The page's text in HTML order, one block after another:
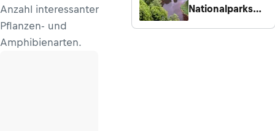
Anzahl interessanter
Pflanzen- und
Amphibienarten.
Nationalparks